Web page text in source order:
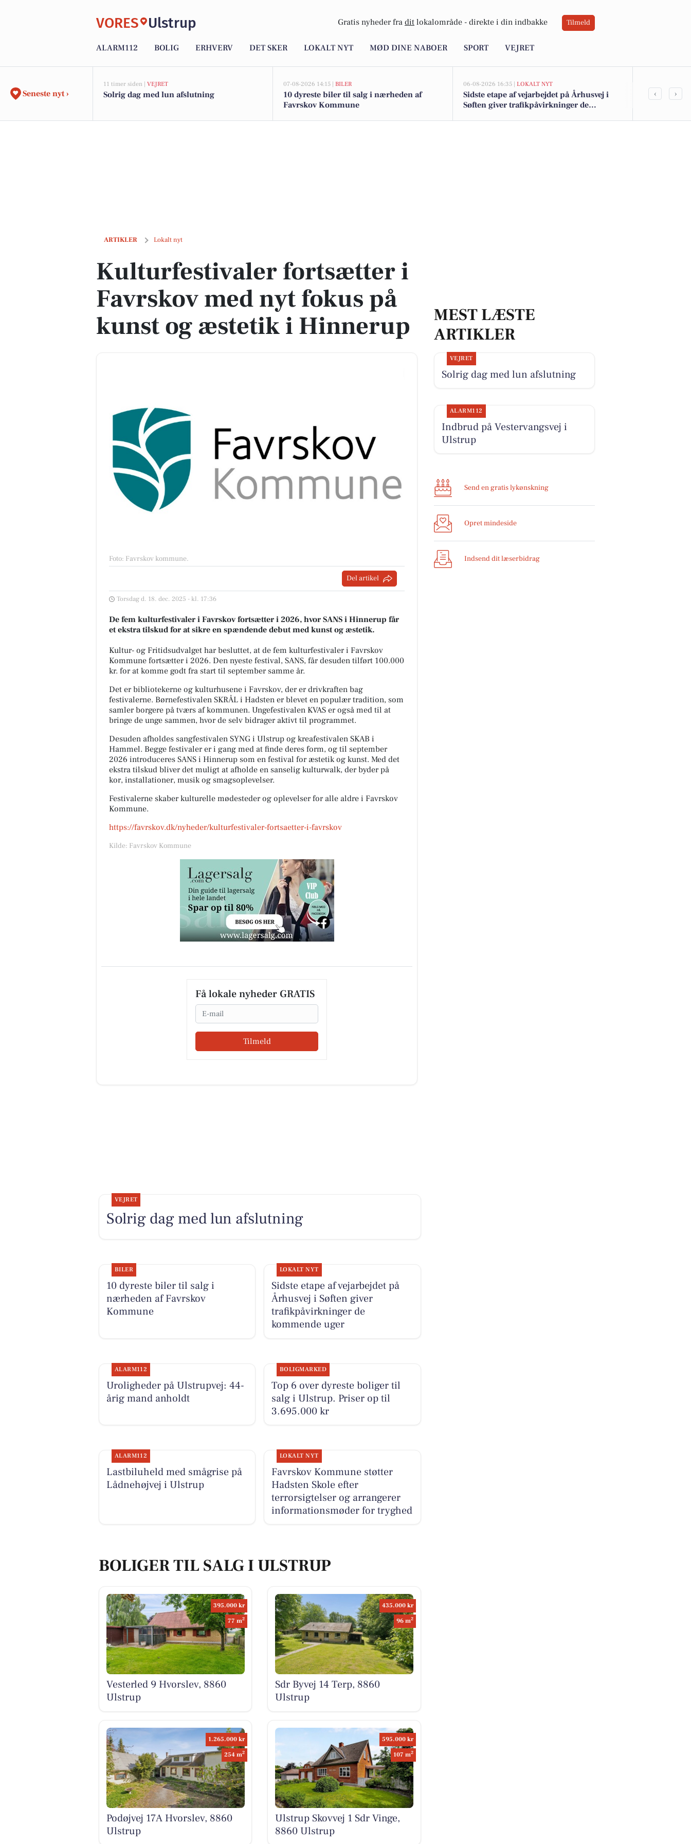
VORES Ulstrup Gratis nyheder fra dit lokalområde - direkte i din indbakke Tilmeld
ALARM112 BOLIG ERHVERV DET SKER LOKALT NYT MØD DINE NABOER SPORT VEJRET
Seneste nyt ›
11 timer siden | VEJRET
Solrig dag med lun afslutning
07-08-2026 14:15 | BILER
10 dyreste biler til salg i nærheden af
Favrskov Kommune
06-08-2026 16:35 | LOKALT NYT
Sidste etape af vejarbejdet på Århusvej i
Søften giver trafikpåvirkninger de
‹ ›
ARTIKLER Lokalt nyt
Kulturfestivaler fortsætter i Favrskov med nyt fokus på kunst og æstetik i Hinnerup
Kulturfestivaler fortsætter i
Favrskov med nyt fokus på
kunst og æstetik i Hinnerup
Foto: Favrskov kommune.
Del artikel
Torsdag d. 18. dec. 2025 - kl. 17:36
De fem kulturfestivaler i Favrskov fortsætter i 2026, hvor SANS i Hinnerup får
et ekstra tilskud for at sikre en spændende debut med kunst og æstetik.
Kultur- og Fritidsudvalget har besluttet, at de fem kulturfestivaler i Favrskov
Kommune fortsætter i 2026. Den nyeste festival, SANS, får desuden tilført 100.000
kr. for at komme godt fra start til september samme år.
Det er bibliotekerne og kulturhusene i Favrskov, der er drivkraften bag
festivalerne. Børnefestivalen SKRÅL i Hadsten er blevet en populær tradition, som
samler borgere på tværs af kommunen. Ungefestivalen KVAS er også med til at
bringe de unge sammen, hvor de selv bidrager aktivt til programmet.
Desuden afholdes sangfestivalen SYNG i Ulstrup og kreafestivalen SKAB i
Hammel. Begge festivaler er i gang med at finde deres form, og til september
2026 introduceres SANS i Hinnerup som en festival for æstetik og kunst. Med det
ekstra tilskud bliver det muligt at afholde en sanselig kulturwalk, der byder på
kor, installationer, musik og smagsoplevelser.
Festivalerne skaber kulturelle mødesteder og oplevelser for alle aldre i Favrskov
Kommune.
https://favrskov.dk/nyheder/kulturfestivaler-fortsaetter-i-favrskov
Kilde: Favrskov Kommune
Få lokale nyheder GRATIS
Email
Tilmeld
MEST LÆSTE
ARTIKLER
VEJRET
Solrig dag med lun afslutning
ALARM112
Indbrud på Vestervangsvej i
Ulstrup
Send en gratis lykønskning
Opret mindeside
Indsend dit læserbidrag
VEJRET
Solrig dag med lun afslutning
BILER
10 dyreste biler til salg i
nærheden af Favrskov
Kommune
LOKALT NYT
Sidste etape af vejarbejdet på
Århusvej i Søften giver
trafikpåvirkninger de
kommende uger
ALARM112
Uroligheder på Ulstrupvej: 44-
årig mand anholdt
BOLIGMARKED
Top 6 over dyreste boliger til
salg i Ulstrup. Priser op til
3.695.000 kr
ALARM112
Lastbiluheld med smågrise på
Lådnehøjvej i Ulstrup
LOKALT NYT
Favrskov Kommune støtter
Hadsten Skole efter
terrorsigtelser og arrangerer
informationsmøder for tryghed
BOLIGER TIL SALG I ULSTRUP
395.000 kr
77 m2
Vesterled 9 Hvorslev, 8860
Ulstrup
435.000 kr
96 m2
Sdr Byvej 14 Terp, 8860
Ulstrup
1.265.000 kr
254 m2
Podøjvej 17A Hvorslev, 8860
Ulstrup
595.000 kr
107 m2
Ulstrup Skovvej 1 Sdr Vinge,
8860 Ulstrup